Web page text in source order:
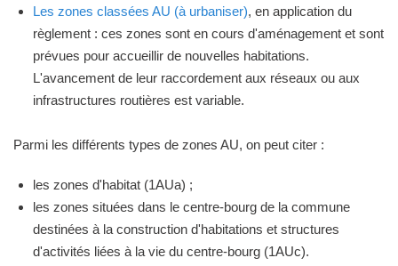
Les zones classées AU (à urbaniser), en application du
règlement : ces zones sont en cours d'aménagement et sont
prévues pour accueillir de nouvelles habitations.
L'avancement de leur raccordement aux réseaux ou aux
infrastructures routières est variable.
Parmi les différents types de zones AU, on peut citer :
les zones d'habitat (1AUa) ;
les zones situées dans le centre-bourg de la commune
destinées à la construction d'habitations et structures
d'activités liées à la vie du centre-bourg (1AUc).